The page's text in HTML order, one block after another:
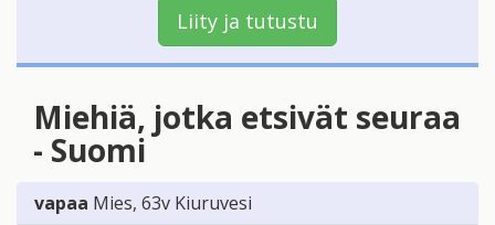
Liity ja tutustu
Miehiä, jotka etsivät seuraa
- Suomi
vapaa Mies, 63v Kiuruvesi